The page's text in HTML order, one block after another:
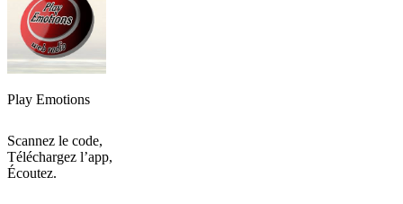
Play Emotions
Scannez le code,
Téléchargez l’app,
Écoutez.